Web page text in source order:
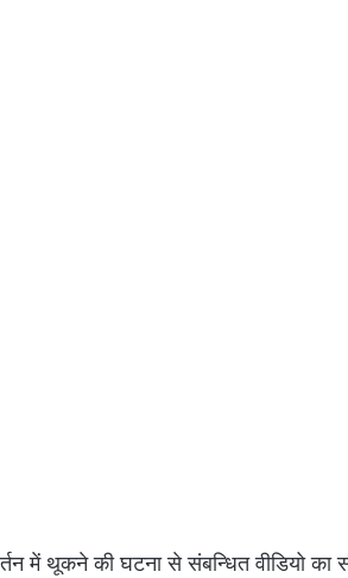
में थूकने की घटना से संबन्धित वीडियो का